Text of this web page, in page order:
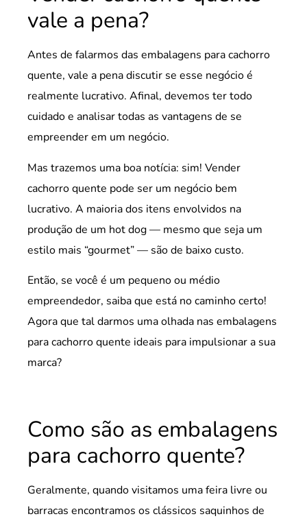
vale a pena?
Antes de falarmos das embalagens para cachorro
quente, vale a pena discutir se esse negócio é
realmente lucrativo. Afinal, devemos ter todo
cuidado e analisar todas as vantagens de se
empreender em um negócio.
Mas trazemos uma boa notícia: sim! Vender
cachorro quente pode ser um negócio bem
lucrativo. A maioria dos itens envolvidos na
produção de um hot dog — mesmo que seja um
estilo mais “gourmet” — são de baixo custo.
Então, se você é um pequeno ou médio
empreendedor, saiba que está no caminho certo!
Agora que tal darmos uma olhada nas embalagens
para cachorro quente ideais para impulsionar a sua
marca?
Como são as embalagens
para cachorro quente?
Geralmente, quando visitamos uma feira livre ou
barracas encontramos os clássicos saquinhos de